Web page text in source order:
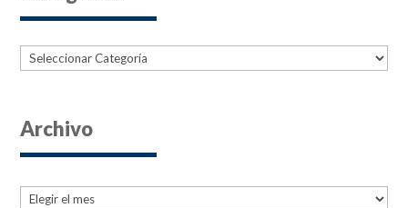
Categorías
Archivo
Archives